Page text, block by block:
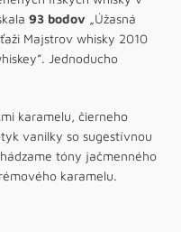
93 bodov „Úžasná
Majstrov whisky 2010
Jednoducho
karamelu, čierneho
vanilky so sugestívnou
tóny jačmenného
karamelu.